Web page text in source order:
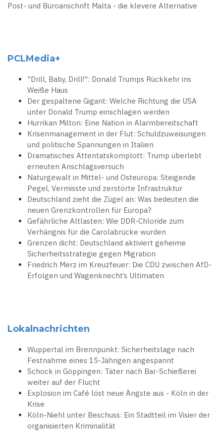
Post- und Büroanschrift Malta - die klevere Alternative
PCLMedia+
"Drill, Baby, Drill!": Donald Trumps Rückkehr ins
Weiße Haus
Der gespaltene Gigant: Welche Richtung die USA
unter Donald Trump einschlagen werden
Hurrikan Milton: Eine Nation in Alarmbereitschaft
Krisenmanagement in der Flut: Schuldzuweisungen
und politische Spannungen in Italien
Dramatisches Attentatskomplott: Trump überlebt
erneuten Anschlagsversuch
Naturgewalt in Mittel- und Osteuropa: Steigende
Pegel, Vermisste und zerstörte Infrastruktur
Deutschland zieht die Zügel an: Was bedeuten die
neuen Grenzkontrollen für Europa?
Gefährliche Altlasten: Wie DDR-Chloride zum
Verhängnis für die Carolabrücke wurden
Grenzen dicht: Deutschland aktiviert geheime
Sicherheitsstrategie gegen Migration
Friedrich Merz im Kreuzfeuer: Die CDU zwischen AfD-
Erfolgen und Wagenknecht’s Ultimaten
Lokalnachrichten
Wuppertal im Brennpunkt: Sicherheitslage nach
Festnahme eines 15-Jährigen angespannt
Schock in Göppingen: Täter nach Bar-Schießerei
weiter auf der Flucht
Explosion im Café löst neue Ängste aus - Köln in der
Krise
Köln-Niehl unter Beschuss: Ein Stadtteil im Visier der
organisierten Kriminalität